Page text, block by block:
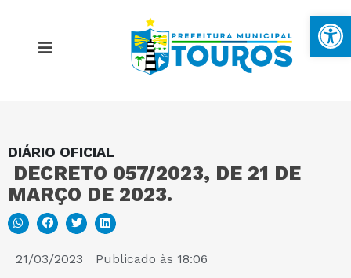
DIÁRIO OFICIAL
DECRETO 057/2023, DE 21 DE
MARÇO DE 2023.
21/03/2023 Publicado às 18:06
MAPA DO SITE
PORTAL DA TRANSPARÊNCIA
E-SIC